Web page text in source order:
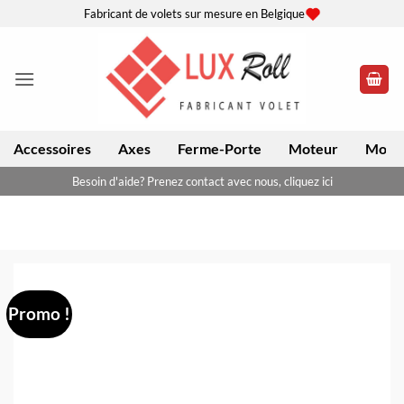
Fabricant de volets sur mesure en Belgique
Accessoires Axes Ferme-Porte Moteur
Besoin d'aide? Prenez contact avec nous, cliquez ici
Promo !